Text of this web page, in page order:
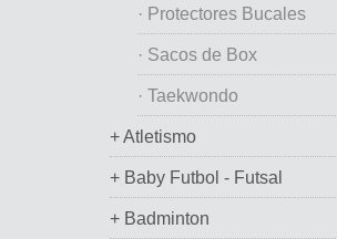
· Protectores Bucales
· Sacos de Box
· Taekwondo
+ Atletismo
+ Baby Futbol - Futsal
+ Badminton